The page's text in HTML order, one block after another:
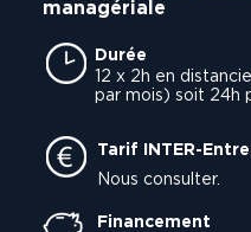
managériale
Durée
12 x 2h en
par mois) soit 24h
Tarif INTER-
Nous consulter.
Financement